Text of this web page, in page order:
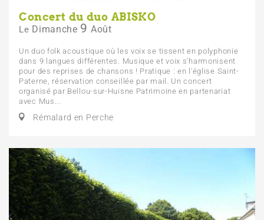
Concert du duo ABISKO
Le Dimanche 9 Août
Un duo folk acoustique où les voix se tissent en polyphonie
dans 9 langues différentes. Musique et voix s'harmonisent
pour des reprises de chansons ! Pratique : en l'église Saint-
Paterne, réservation conseillée par mail. Un concert
organisé par Bellou-sur-Huisne Patrimoine en partenariat
avec Mus...
Rémalard en Perche